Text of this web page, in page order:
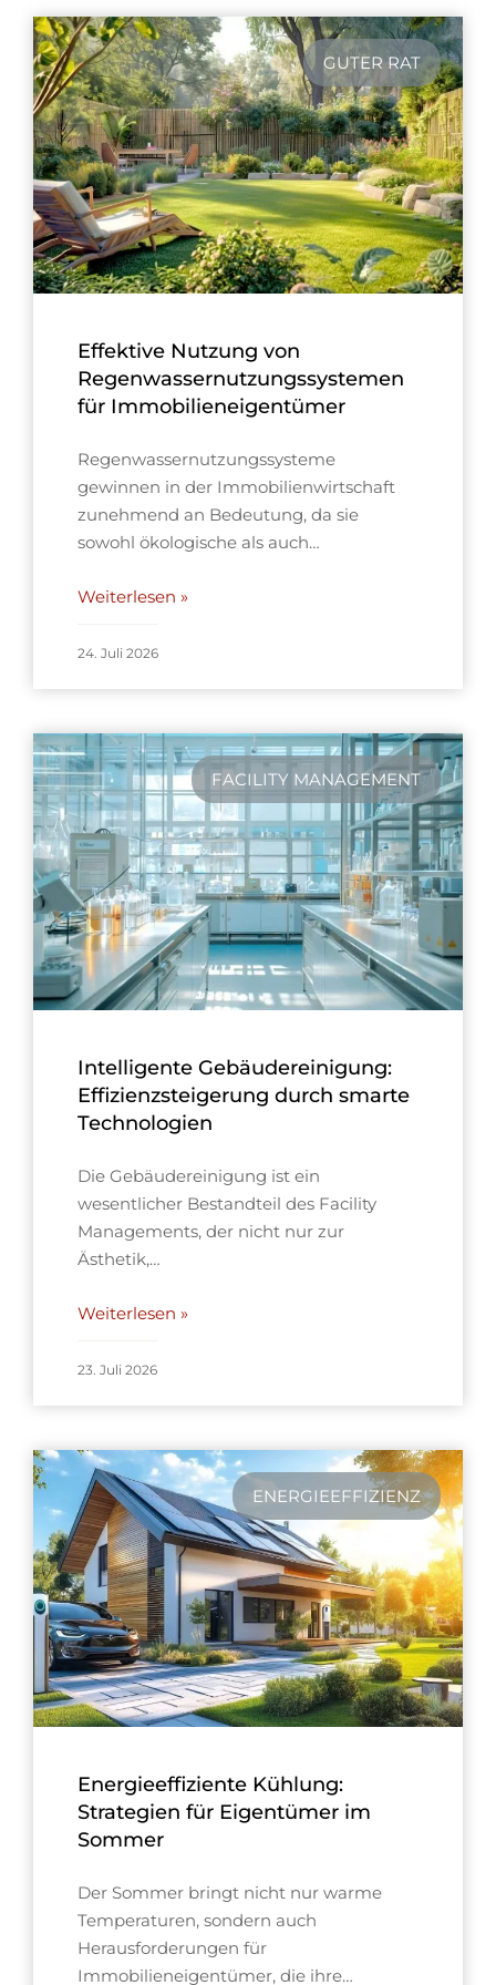
GUTER RAT
Effektive Nutzung von
Regenwassernutzungssystemen
für Immobilieneigentümer
Regenwassernutzungssysteme
gewinnen in der Immobilienwirtschaft
zunehmend an Bedeutung, da sie
sowohl ökologische als auch…
Weiterlesen »
24. Juli 2026
FACILITY MANAGEMENT
Intelligente Gebäudereinigung:
Effizienzsteigerung durch smarte
Technologien
Die Gebäudereinigung ist ein
wesentlicher Bestandteil des Facility
Managements, der nicht nur zur
Ästhetik,…
Weiterlesen »
23. Juli 2026
ENERGIEEFFIZIENZ
Energieeffiziente Kühlung:
Strategien für Eigentümer im
Sommer
Der Sommer bringt nicht nur warme
Temperaturen, sondern auch
Herausforderungen für
Immobilieneigentümer, die ihre…